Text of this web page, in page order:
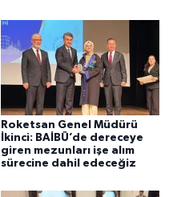
Roketsan Genel Müdürü
İkinci: BAİBÜ’de dereceye
giren mezunları işe alım
sürecine dahil edeceğiz